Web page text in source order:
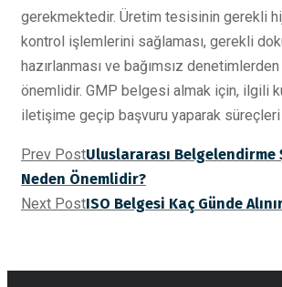
gerekmektedir. Üretim tesisinin gerekli
kontrol işlemlerini sağlaması, gerekli
hazırlanması ve bağımsız
önemlidir. GMP belgesi almak için, ilgili
iletişime geçip başvuru yaparak
Prev PostUluslararası
Neden Önemlidir?
Next PostISO Belgesi Kaç Günde